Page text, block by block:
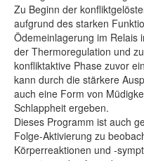
Zu Beginn der
aufgrund des starken
Ödemeinlagerung im Relais
der Thermoregulation und
konfliktaktive Phase zuvor
kann durch die stärkere
auch eine Form von
Schlappheit ergeben.
Dieses Programm ist auch
Folge-Aktivierung zu
Körperreaktionen und -